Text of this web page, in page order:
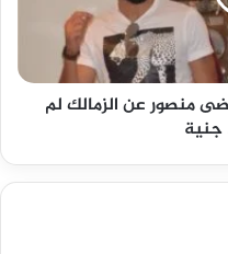
منصور عن الزمالك لم